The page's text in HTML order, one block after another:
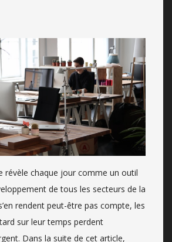
révèle chaque jour comme un outil
de tous les secteurs de la
rendent peut-être pas compte, les
sur leur temps perdent
Dans la suite de cet article,